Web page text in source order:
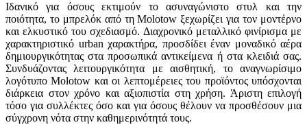
Ιδανικό για όσους εκτιμούν το ασυναγώνιστο στυλ και την
ποιότητα, το μπρελόκ από τη Molotow ξεχωρίζει για τον μοντέρνο
και ελκυστικό του σχεδιασμό. Διαχρονικό μεταλλικό φινίρισμα με
χαρακτηριστικό urban χαρακτήρα, προσδίδει έναν μοναδικό αέρα
δημιουργικότητας στα προσωπικά αντικείμενα ή στα κλειδιά σας.
Συνδυάζοντας λειτουργικότητα με αισθητική, το αναγνωρίσιμο
λογότυπο Molotow και οι λεπτομέρειες του προϊόντος υπόσχονται
διάρκεια στον χρόνο και αξιοπιστία στη χρήση. Άριστη επιλογή
τόσο για συλλέκτες όσο και για όσους θέλουν να προσθέσουν μια
σύγχρονη νότα στην καθημερινότητά τους.